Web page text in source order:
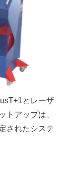
とレーザ
トアップは、
されたシステ